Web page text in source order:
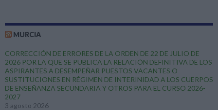
MURCIA
CORRECCIÓN DE ERRORES DE LA ORDEN DE 22 DE JULIO DE
2026 POR LA QUE SE PUBLICA LA RELACIÓN DEFINITIVA DE LOS
ASPIRANTES A DESEMPEÑAR PUESTOS VACANTES O
SUSTITUCIONES EN RÉGIMEN DE INTERINIDAD A LOS CUERPOS
DE ENSEÑANZA SECUNDARIA Y OTROS PARA EL CURSO 2026-
2027
3 agosto 2026